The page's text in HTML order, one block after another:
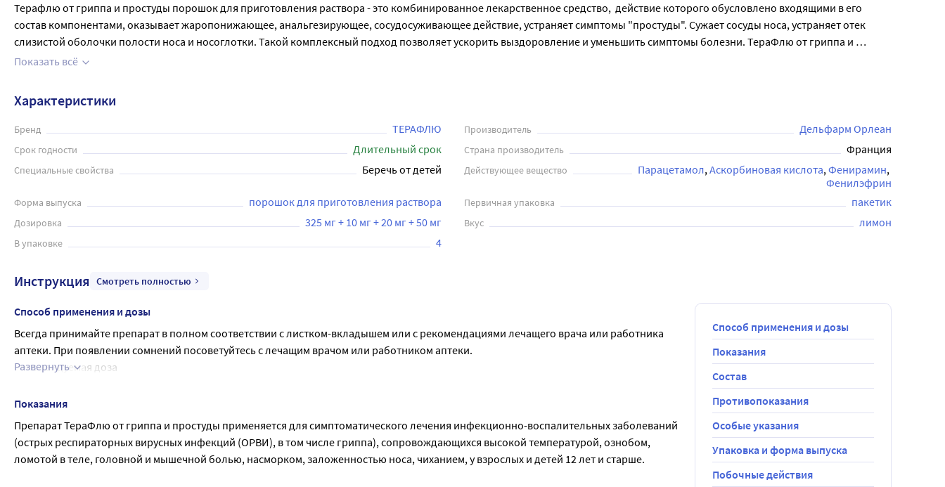
Терафлю от гриппа и простуды порошок для приготовления раствора - это комбинированное лекарственное средство,  действие которого обусловлено входящими в его
состав компонентами, оказывает жаропонижающее, анальгезирующее, сосудосуживающее действие, устраняет симптомы "простуды". Сужает сосуды носа, устраняет отек
слизистой оболочки полости носа и носоглотки. Такой комплексный подход позволяет ускорить выздоровление и уменьшить симптомы болезни. ТераФлю от гриппа и
простуды можно применять в любое время суток, но наилучший эффект приносит прием препарата перед сном, на ночь. Если не наблюдается облегчения симптомов в
Показать всё
Характеристики
Бренд ТЕРАФЛЮ Производитель Дельфарм Орлеан
Срок годности Длительный срок Страна производитель Франция
Специальные свойства Беречь от детей Действующее вещество Парацетамол Аскорбиновая кислота Фенирамин
Фенилэфрин
Форма выпуска порошок для приготовления раствора Первичная упаковка пакетик
Дозировка 325 мг + 10 мг + 20 мг + 50 мг Вкус лимон
В упаковке 4
Инструкция Смотреть полностью
Способ применения и дозы
Всегда принимайте препарат в полном соответствии с листком-вкладышем или с рекомендациями лечащего врача или работника
аптеки. При появлении сомнений посоветуйтесь с лечащим врачом или работником аптеки.
Рекомендуемая доза
можно принимать в любое время суток, но наилучший эффект приносит прием препарата перед сном, на ночь. Не превышайте
Особые группы пациентов
Пациенты с нарушением функции почек
При наличии у Вас почечной недостаточности (клиренс креатинина <10 мл/мин) интервал между приемами препарата ТераФлю от
Развернуть
Показания
Препарат ТераФлю от гриппа и простуды применяется для симптоматического лечения инфекционно-воспалительных заболеваний
(острых респираторных вирусных инфекций (ОРВИ), в том числе гриппа), сопровождающихся высокой температурой, ознобом,
ломотой в теле, головной и мышечной болью, насморком, заложенностью носа, чиханием, у взрослых и детей 12 лет и старше.
Способ применения и дозы
Показания
Состав
Противопоказания
Особые указания
Упаковка и форма выпуска
Побочные действия